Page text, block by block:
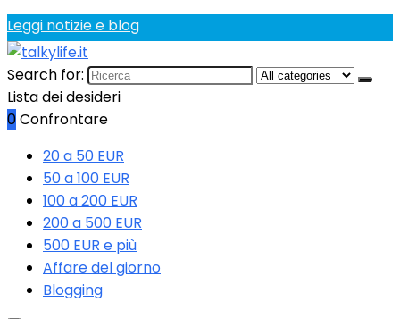
Leggi notizie e blog
Search for:
Lista dei desideri
0Confrontare
20 a 50 EUR
50 a 100 EUR
100 a 200 EUR
200 a 500 EUR
500 EUR e più
Affare del giorno
Blogging